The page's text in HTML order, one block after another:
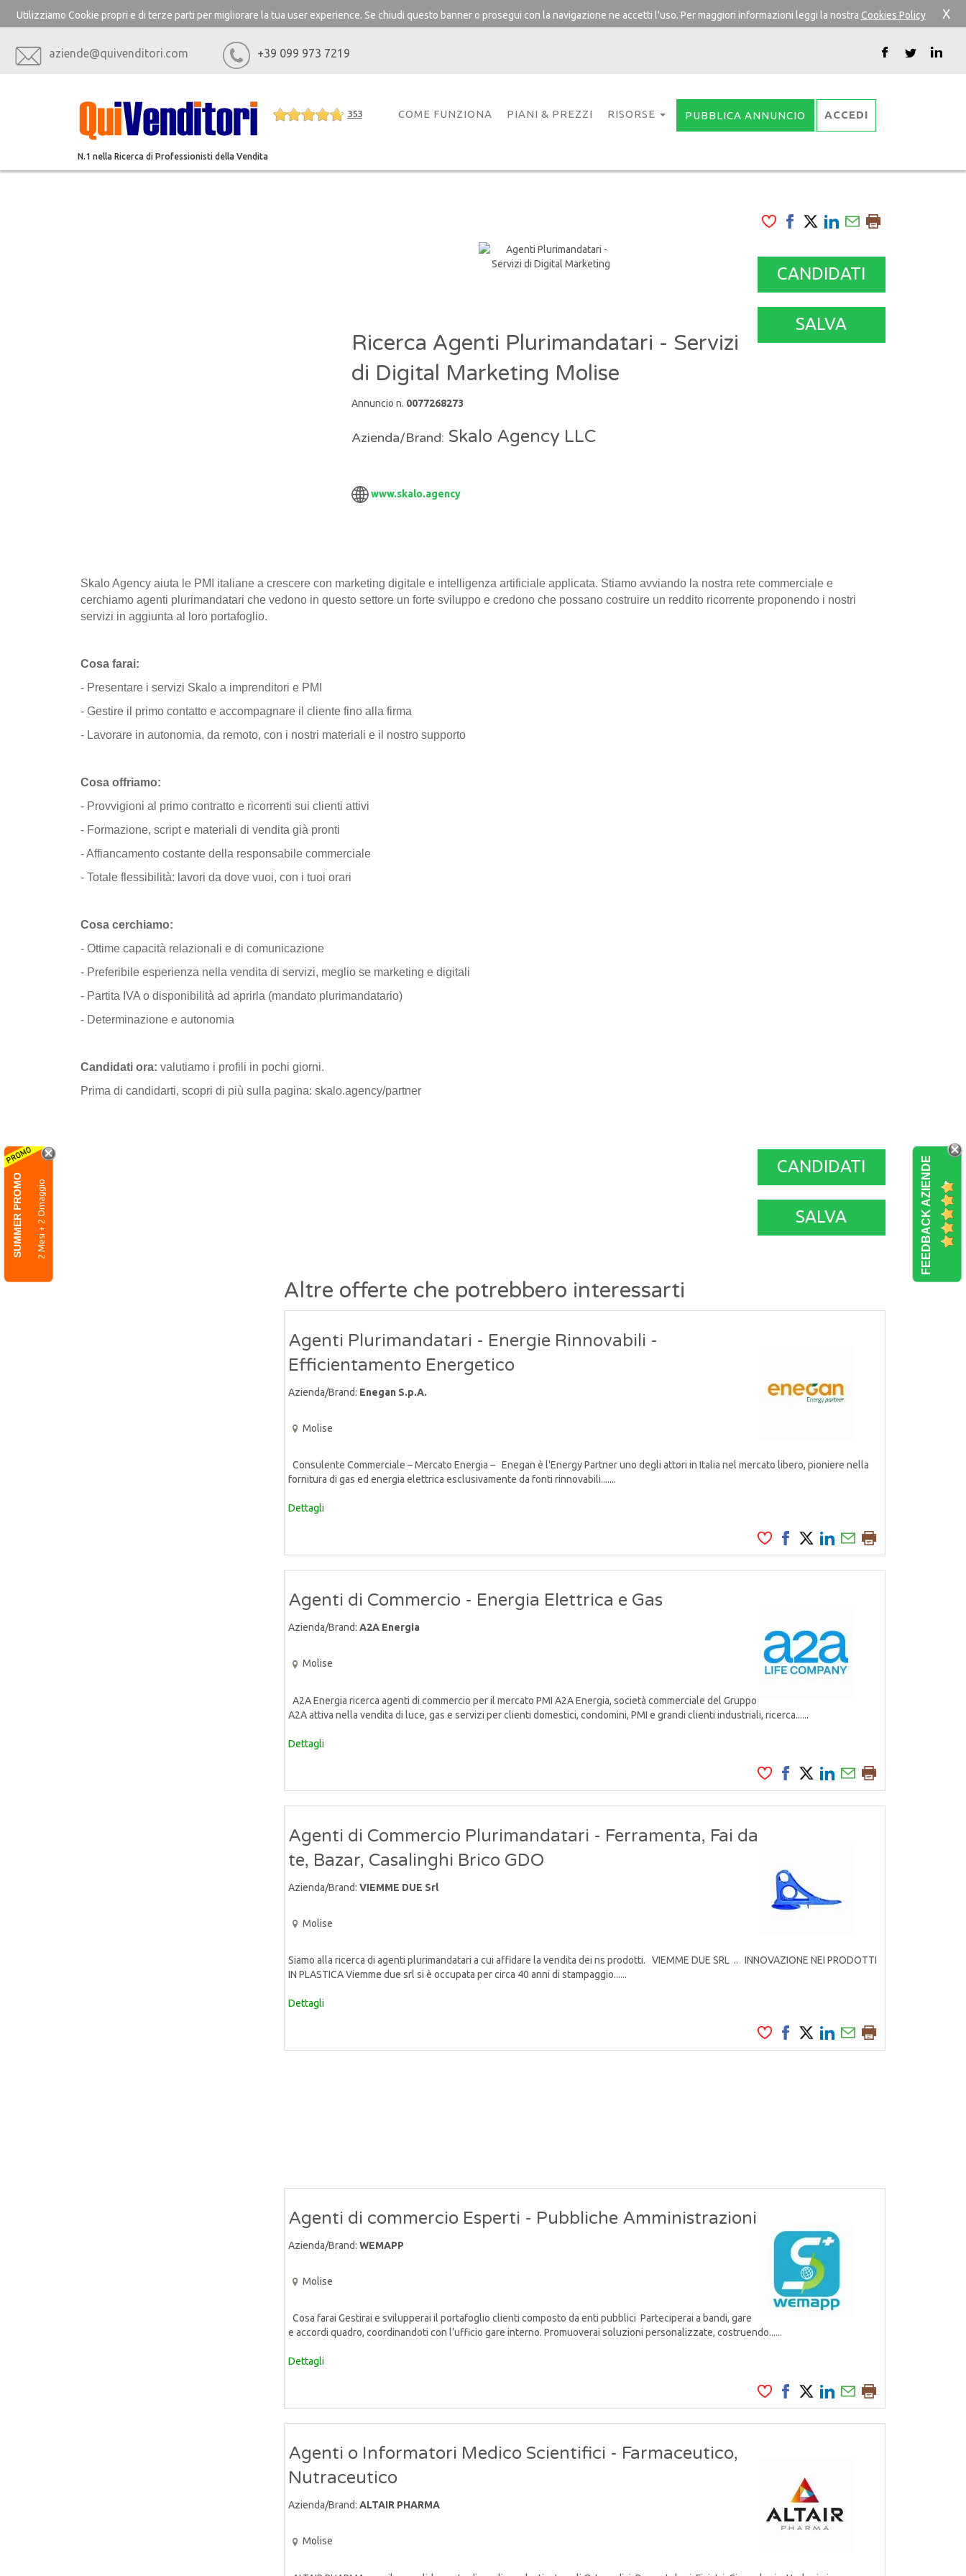
Utilizziamo Cookie propri e di terze parti per migliorare la tua user experience. Se chiudi questo banner o prosegui con la navigazione ne accetti l'uso. Per maggiori informazioni leggi la nostra Cookies Policy X
aziende@quivenditori.com +39 099 973 7219
353
N.1 nella Ricerca di Professionisti della Vendita
COME FUNZIONA PIANI & PREZZI RISORSE PUBBLICA ANNUNCIO ACCEDI
FEEDBACK AZIENDE
SUMMER PROMO 2 Mesi + 2 Omaggio
Ricerca Agenti Plurimandatari - Servizi
di Digital Marketing Molise
Annuncio n. 0077268273
Azienda/Brand: Skalo Agency LLC
www.skalo.agency
CANDIDATI
SALVA
Skalo Agency aiuta le PMI italiane a crescere con marketing digitale e intelligenza artificiale applicata. Stiamo avviando la nostra rete commerciale e
cerchiamo agenti plurimandatari che vedono in questo settore un forte sviluppo e credono che possano costruire un reddito ricorrente proponendo i nostri
servizi in aggiunta al loro portafoglio.
Cosa farai:
- Presentare i servizi Skalo a imprenditori e PMI
- Gestire il primo contatto e accompagnare il cliente fino alla firma
- Lavorare in autonomia, da remoto, con i nostri materiali e il nostro supporto
Cosa offriamo:
- Provvigioni al primo contratto e ricorrenti sui clienti attivi
- Formazione, script e materiali di vendita già pronti
- Affiancamento costante della responsabile commerciale
- Totale flessibilità: lavori da dove vuoi, con i tuoi orari
Cosa cerchiamo:
- Ottime capacità relazionali e di comunicazione
- Preferibile esperienza nella vendita di servizi, meglio se marketing e digitali
- Partita IVA o disponibilità ad aprirla (mandato plurimandatario)
- Determinazione e autonomia
Candidati ora: valutiamo i profili in pochi giorni.
Prima di candidarti, scopri di più sulla pagina: skalo.agency/partner
CANDIDATI
SALVA
Altre offerte che potrebbero interessarti
Agenti Plurimandatari - Energie Rinnovabili -
Efficientamento Energetico
Azienda/Brand: Enegan S.p.A.
Molise
Consulente Commerciale – Mercato Energia – Enegan è l'Energy Partner uno degli attori in Italia nel mercato libero, pioniere nella
fornitura di gas ed energia elettrica esclusivamente da fonti rinnovabili.......
Dettagli
Agenti di Commercio - Energia Elettrica e Gas
Azienda/Brand: A2A Energia
Molise
A2A Energia ricerca agenti di commercio per il mercato PMI A2A Energia, società commerciale del Gruppo
A2A attiva nella vendita di luce, gas e servizi per clienti domestici, condomini, PMI e grandi clienti industriali, ricerca......
Dettagli
Agenti di Commercio Plurimandatari - Ferramenta, Fai da
te, Bazar, Casalinghi Brico GDO
Azienda/Brand: VIEMME DUE Srl
Molise
Siamo alla ricerca di agenti plurimandatari a cui affidare la vendita dei ns prodotti. VIEMME DUE SRL .. INNOVAZIONE NEI PRODOTTI
IN PLASTICA Viemme due srl si è occupata per circa 40 anni di stampaggio......
Dettagli
Agenti di commercio Esperti - Pubbliche Amministrazioni
Azienda/Brand: WEMAPP
Molise
Cosa farai Gestirai e svilupperai il portafoglio clienti composto da enti pubblici Parteciperai a bandi, gare
e accordi quadro, coordinandoti con l’ufficio gare interno. Promuoverai soluzioni personalizzate, costruendo......
Dettagli
Agenti o Informatori Medico Scientifici - Farmaceutico,
Nutraceutico
Azienda/Brand: ALTAIR PHARMA
Molise